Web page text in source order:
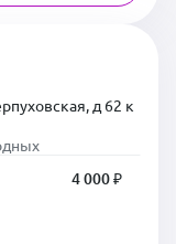
д 62 к
4 000 ₽